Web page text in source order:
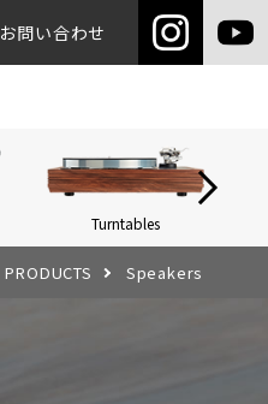
お問い合わせ
Turntables
PRODUCTS Speakers